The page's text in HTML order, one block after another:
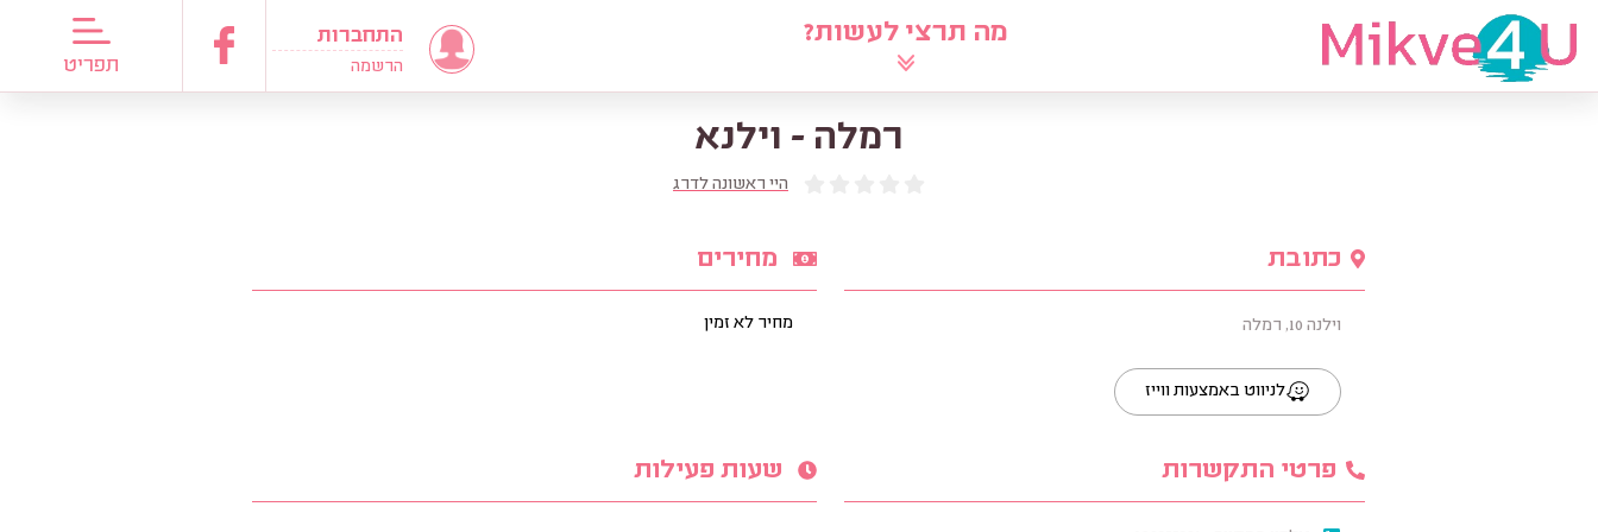
מה תרצי לעשות?
תפריט
התחברות
הרשמה
לוח שאלי את הרב מדריכות כלות
רמלה - וילנא
היי ראשונה לדרג
כתובת
וילנה 10, רמלה
לניווט באמצעות ווייז
מחירים
מחיר לא זמין
פרטי התקשרות שעות פעילות